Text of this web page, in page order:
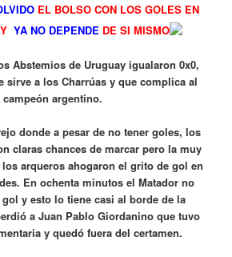
EL BOLSO CON LOS GOLES EN
YA NO DEPENDEDE SI MISMO
Abstemios de Uruguay igualaron 0x0,
sirve a los Charrúas y que complica al
campeón argentino.
donde a pesar de no tener goles, los
claras chances de marcar pero la muy
arqueros ahogaron el grito de gol en
En ochenta minutos el Matador no
y esto lo tiene casi al borde de la
a Juan Pablo Giordanino que tuvo
y quedó fuera del certamen.